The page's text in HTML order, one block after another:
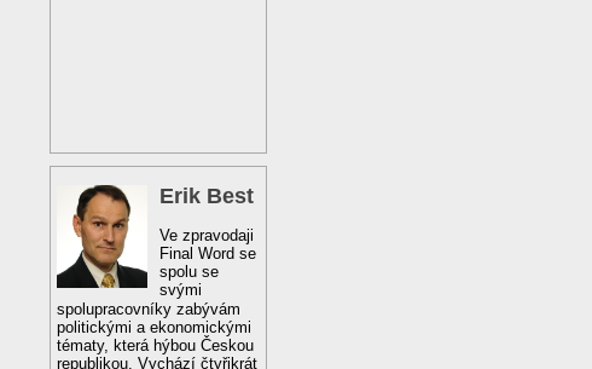
Erik Best
Ve zpravodaji
Final Word se
spolu se
svými
spolupracovníky zabývám
politickými a ekonomickými
tématy, která hýbou Českou
republikou. Vychází čtyřikrát